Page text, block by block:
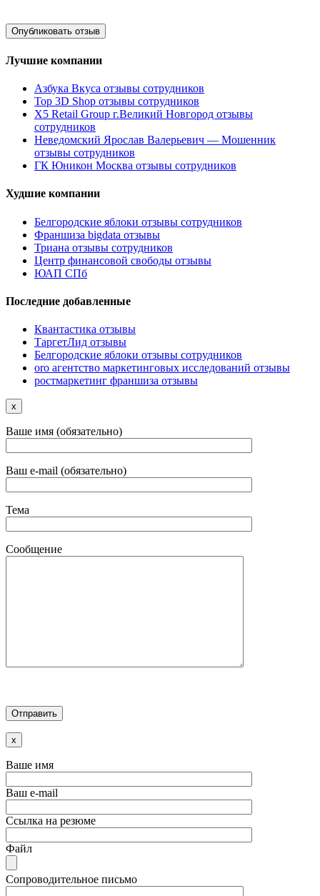
Лучшие компании
Азбука Вкуса отзывы сотрудников
Top 3D Shop отзывы сотрудников
X5 Retail Group г.Великий Новгород отзывы
сотрудников
Неведомский Ярослав Валерьевич — Мошенник
отзывы сотрудников
ГК Юникон Москва отзывы сотрудников
Худшие компании
Белгородские яблоки отзывы сотрудников
Франшиза bigdata отзывы
Триана отзывы сотрудников
Центр финансовой свободы отзывы
ЮАП СПб
Последние добавленные
Квантастика отзывы
ТаргетЛид отзывы
Белгородские яблоки отзывы сотрудников
oro агентство маркетинговых исследований отзывы
ростмаркетинг франшиза отзывы
x
Ваше имя (обязательно)
Ваш e-mail (обязательно)
Тема
Сообщение
x
Ваше имя
Ваш e-mail
Ссылка на резюме
Файл
Сопроводительное письмо